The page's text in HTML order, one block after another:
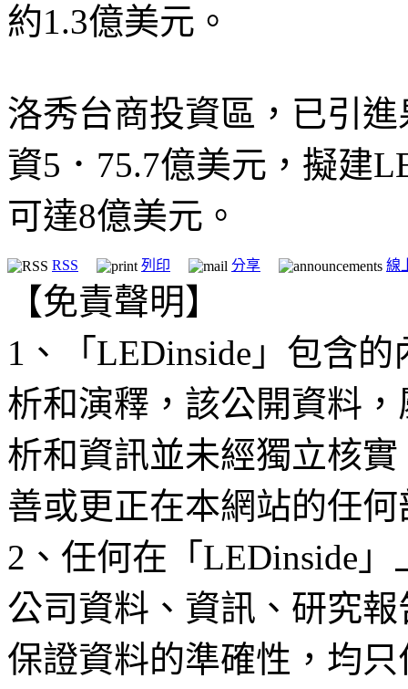
約1.3億美元。
洛秀台商投資區，已引
資5．75.7億美元，擬建
可達8億美元。
RSS 列印 分享 線
【免責聲明】
1、「LEDinside」包含
析和演釋，該公開資料
析和資訊並未經獨立核
善或更正在本網站的任
2、任何在「LEDinside
公司資料、資訊、研究
保證資料的準確性，均